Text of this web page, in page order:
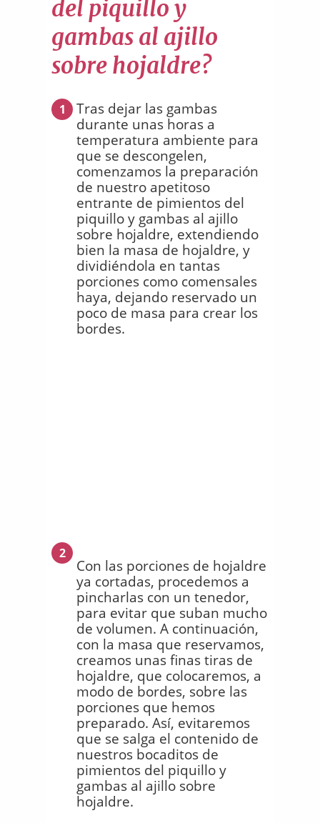
del piquillo y
gambas al ajillo
sobre hojaldre?
1
Tras dejar las gambas
durante unas horas a
temperatura ambiente para
que se descongelen,
comenzamos la preparación
de nuestro apetitoso
entrante de pimientos del
piquillo y gambas al ajillo
sobre hojaldre, extendiendo
bien la masa de hojaldre, y
dividiéndola en tantas
porciones como comensales
haya, dejando reservado un
poco de masa para crear los
bordes.
2
Con las porciones de hojaldre
ya cortadas, procedemos a
pincharlas con un tenedor,
para evitar que suban mucho
de volumen. A continuación,
con la masa que reservamos,
creamos unas finas tiras de
hojaldre, que colocaremos, a
modo de bordes, sobre las
porciones que hemos
preparado. Así, evitaremos
que se salga el contenido de
nuestros bocaditos de
pimientos del piquillo y
gambas al ajillo sobre
hojaldre.